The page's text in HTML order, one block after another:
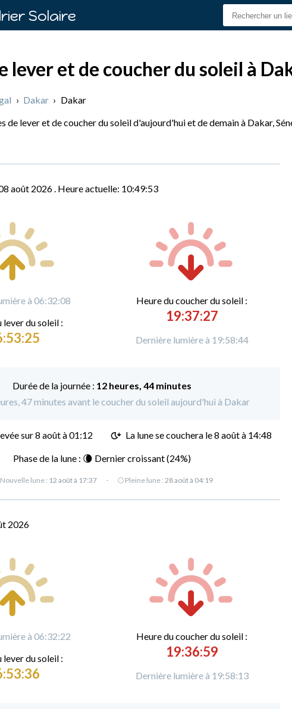
Solaire
lever et de coucher du soleil à
› Dakar › Dakar
de lever et de coucher du soleil d'aujourd'hui et de demain à Dakar,
août 2026 . Heure actuelle: 10:49:54
à 06:32:08
lever du soleil :
Heure ducoucher du soleil :
19:37:27
Dernière lumière à 19:58:44
Durée de la journée : 12 heures, 44 minutes
47 minutes avant le coucher du soleil aujourd'hui à Dakar
sur8 août à 01:12 La lune se couchera le8 août à 14:48
Phase de la lune : 🌘 Dernier croissant (24%)
lune : 12 août à 17:37 · 🌕 Pleine lune : 28 août à 04:19
2026
à 06:32:22
lever du soleil :
Heure ducoucher du soleil :
19:36:59
Dernière lumière à 19:58:13